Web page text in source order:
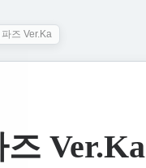
파즈 Ver.Ka
Ver.Ka